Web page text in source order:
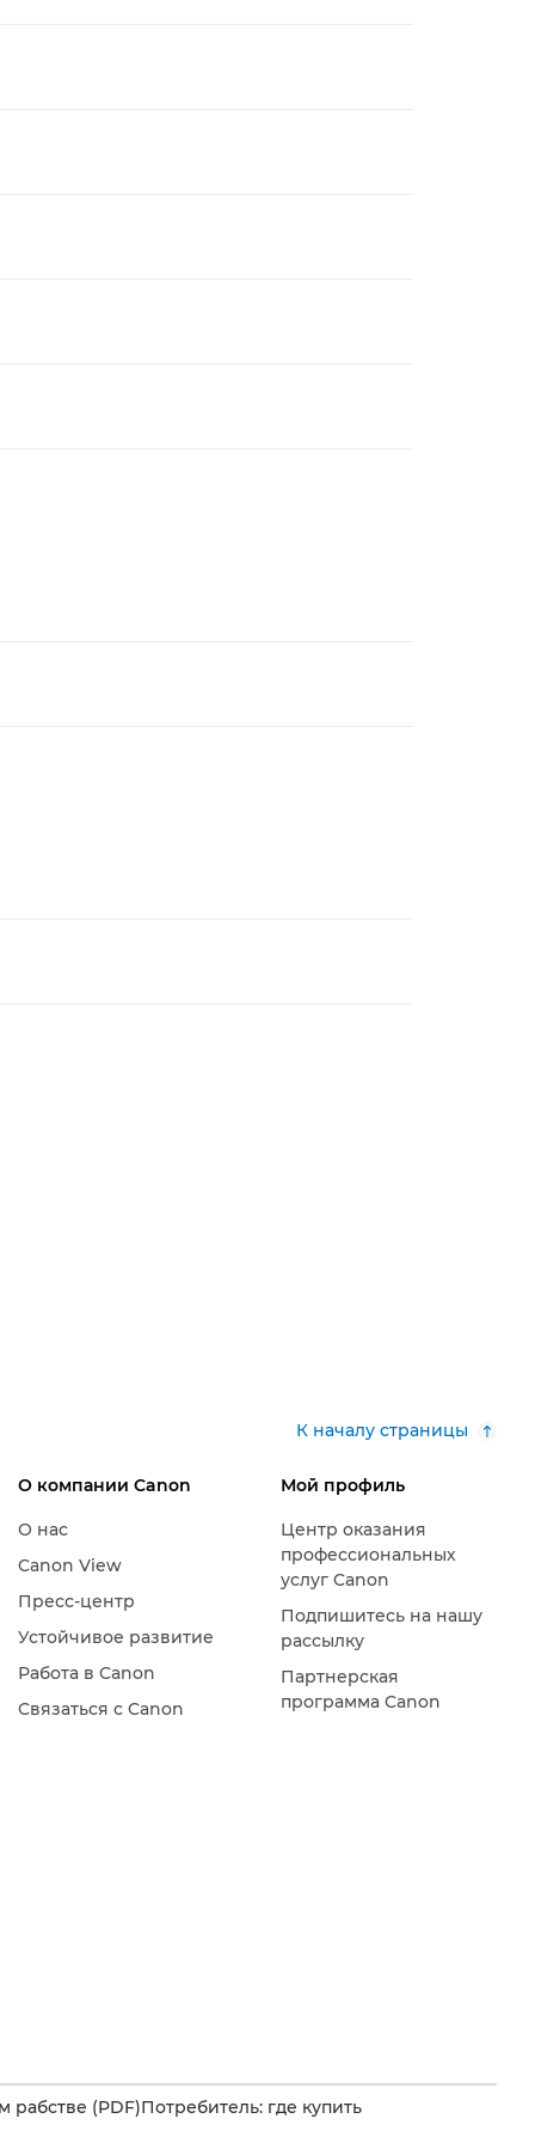
К началу страницы
О компании Canon
О нас
Canon View
Пресс-центр
Устойчивое развитие
Работа в Canon
Связаться с Canon
Мой профиль
Центр оказания
профессиональных
услуг Canon
Подпишитесь на нашу
рассылку
Партнерская
программа Canon
рабстве (PDF)Потребитель: где купить